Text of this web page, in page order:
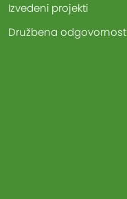
Izvedeni projekti
Družbena odgovornost